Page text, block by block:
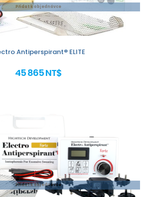
Přidat k objednávce
Antiperspirant® ELITE
45 865 NT$
Přidat k objednávce